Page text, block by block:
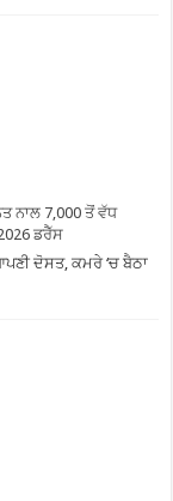
ਨਾਲ 7,000 ਤੋਂ ਵੱਧ
ਡਰੈੱਸ
ਦੋਸਤ, ਕਮਰੇ ‘ਚ ਬੈਠਾ